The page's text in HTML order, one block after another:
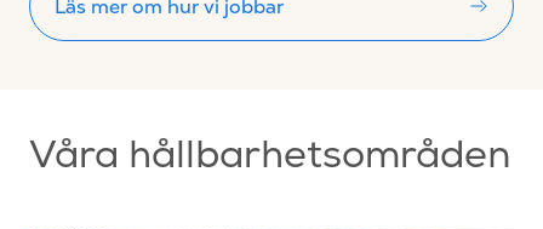
Läs mer om hur vi jobbar
Våra hållbarhetsområden